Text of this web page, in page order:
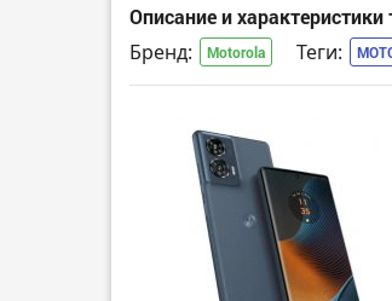
Описание и
Бренд: Motorola Теги: